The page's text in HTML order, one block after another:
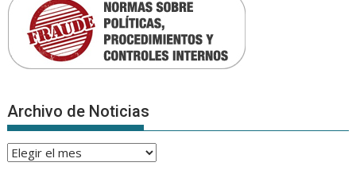
Archivo de Noticias
Archivo